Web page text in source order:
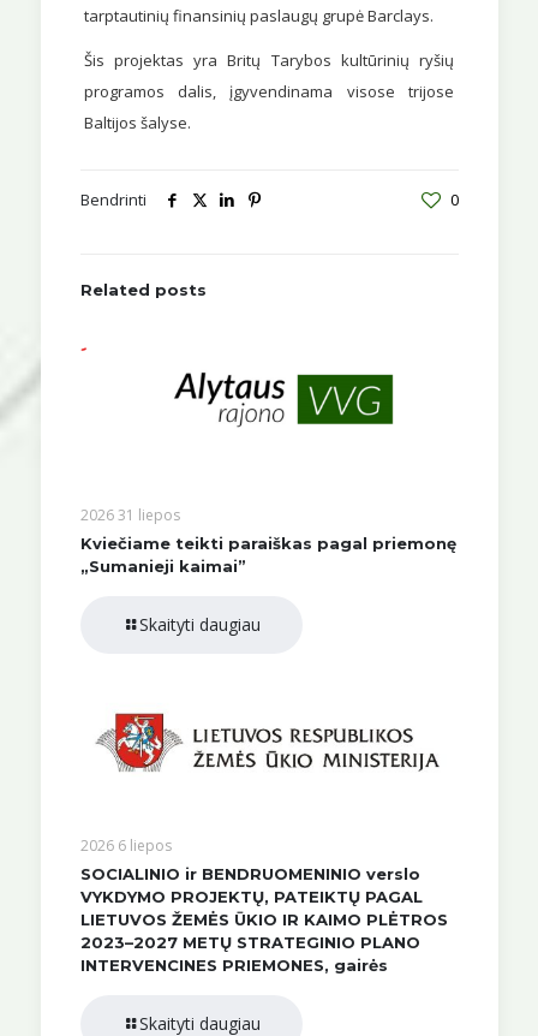
tarptautinių finansinių paslaugų grupė Barclays.
Šis projektas yra Britų Tarybos kultūrinių ryšių
programos dalis, įgyvendinama visose trijose
Baltijos šalyse.
Bendrinti 0
Related posts
2026 31 liepos
Kviečiame teikti paraiškas pagal priemonę
„Sumanieji kaimai”
Skaityti daugiau
2026 6 liepos
SOCIALINIO ir BENDRUOMENINIO verslo
VYKDYMO PROJEKTŲ, PATEIKTŲ PAGAL
LIETUVOS ŽEMĖS ŪKIO IR KAIMO PLĖTROS
2023–2027 METŲ STRATEGINIO PLANO
INTERVENCINES PRIEMONES, gairės
Skaityti daugiau